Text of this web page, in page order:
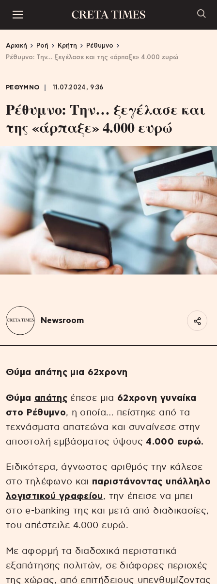
Αρχική Ροή Κρήτη
Ρέθυμνο
Ρέθυμνο: Την… ξεγέλασε και της «άρπαξε» 4.000 ευρώ
ΡΕΘΥΜΝΟ 11.07.2024, 9:36
Ρέθυμνο: Την… ξεγέλασε και
της «άρπαξε» 4.000 ευρώ
Newsroom
Θύμα απάτης μια 62χρονη
Θύμα απάτηςέπεσε μια 62χρονη γυναίκα
στο Ρέθυμνο, η οποία… πείστηκε από τα
τεχνάσματα απατεώνα και συναίνεσε στην
αποστολή εμβάσματος ύψους 4.000 ευρώ.
Ειδικότερα, άγνωστος αριθμός την κάλεσε
στο τηλέφωνο και παριστάνοντας υπάλληλο
λογιστικού γραφείου, την έπεισε να μπει
στο e-banking της και μετά από διαδικασίες,
του απέστειλε 4.000 ευρώ.
Με αφορμή τα διαδοχικά περιστατικά
εξαπάτησης πολιτών, σε διάφορες περιοχές
της χώρας, από επιτήδειους υπενθυμίζοντας